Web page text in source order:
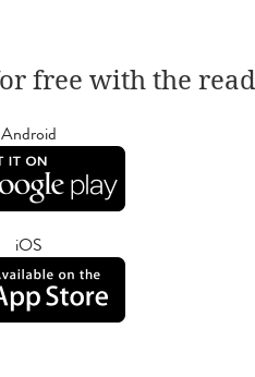
free with the
Android
iOS